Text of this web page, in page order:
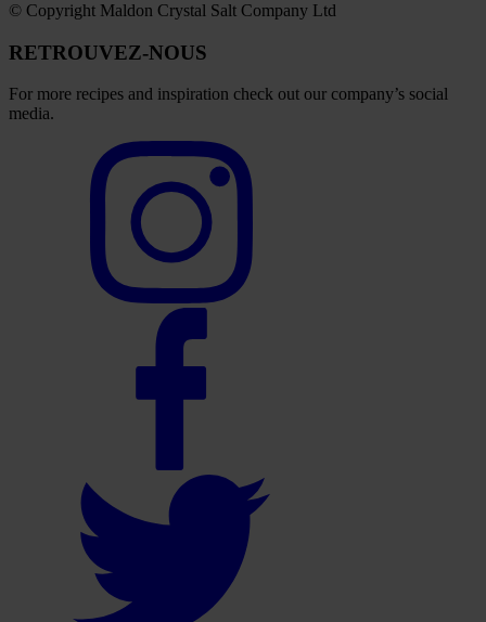
© Copyright Maldon Crystal Salt Company Ltd
RETROUVEZ-NOUS
For more recipes and inspiration check out our company’s social
media.